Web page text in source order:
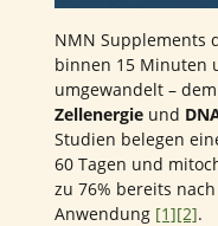
NMN Supplements
binnen 15 Minuten
umgewandelt –
Zellenergie und
Studien belegen
60 Tagen und
zu 76% bereits
Anwendung [1][2].